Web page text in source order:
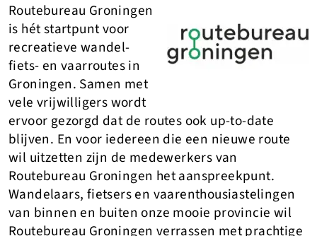
Routebureau Groningen
is hét startpunt voor
recreatieve wandel-
fiets- en vaarroutes in
Groningen. Samen met
vele vrijwilligers wordt
ervoor gezorgd dat de routes ook up-to-date
blijven. En voor iedereen die een nieuwe route
wil uitzetten zijn de medewerkers van
Routebureau Groningen het aanspreekpunt.
Wandelaars, fietsers en vaarenthousiastelingen
van binnen en buiten onze mooie provincie wil
Routebureau Groningen verrassen met prachtige